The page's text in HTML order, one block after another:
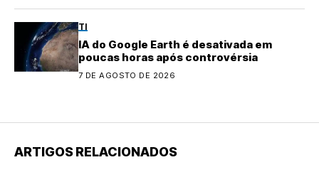
TI
IA do Google Earth é desativada em
poucas horas após controvérsia
7 DE AGOSTO DE 2026
ARTIGOS RELACIONADOS